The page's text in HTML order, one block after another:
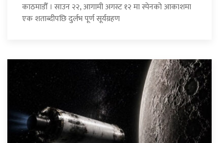
काठमाडौँ । साउन २२, आगामी अगस्ट १२ मा स्पेनको आकाशमा
एक शताब्दीपछि दुर्लभ पूर्ण सूर्यग्रहण